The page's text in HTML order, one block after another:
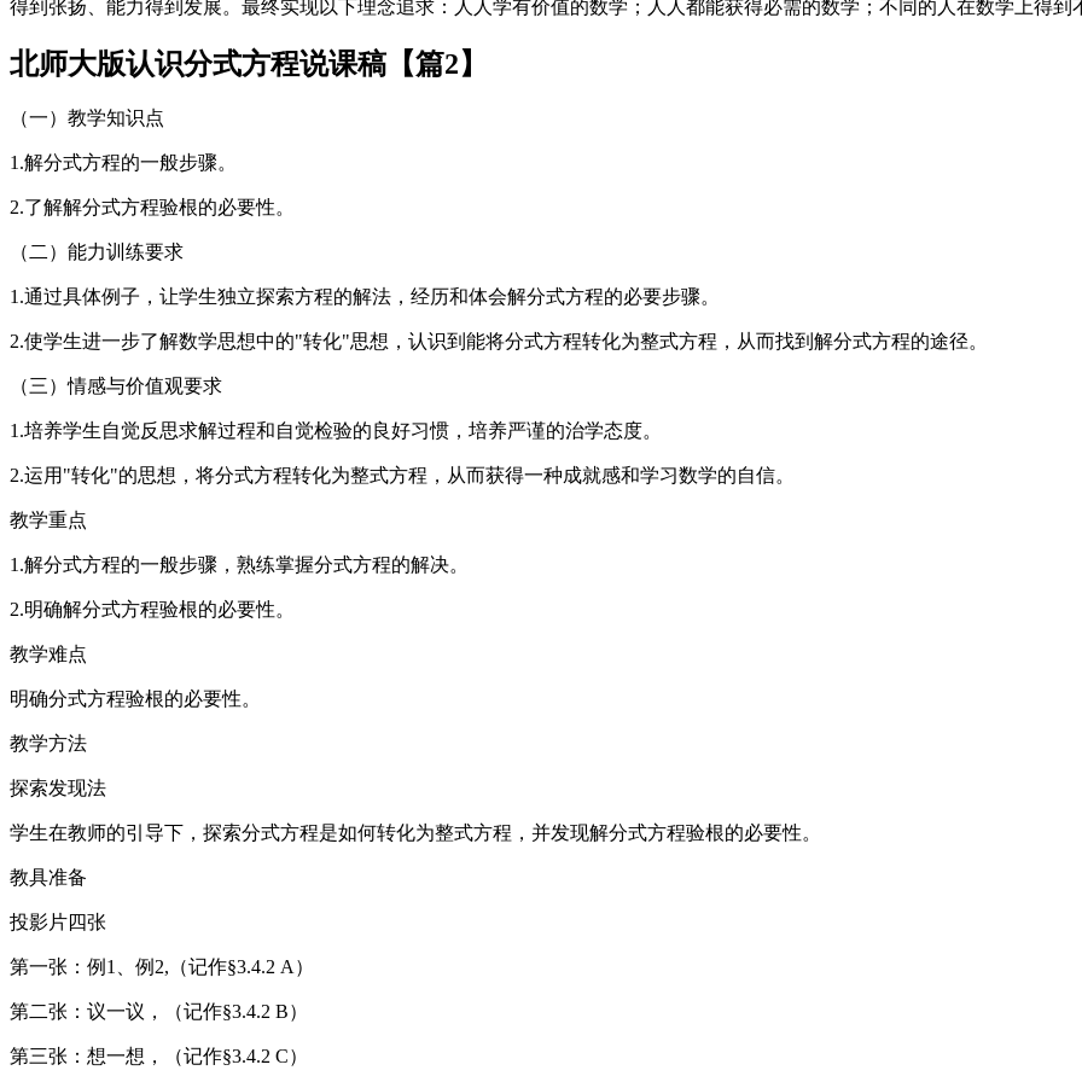
得到张扬、能力得到发展。最终实现以下理念追求：人人学有价值的数学；人人都能获得必需的数学；不同的人在数学上得到
北师大版认识分式方程说课稿【篇2】
（一）教学知识点
1.解分式方程的一般步骤。
2.了解解分式方程验根的必要性。
（二）能力训练要求
1.通过具体例子，让学生独立探索方程的解法，经历和体会解分式方程的必要步骤。
2.使学生进一步了解数学思想中的"转化"思想，认识到能将分式方程转化为整式方程，从而找到解分式方程的途径。
（三）情感与价值观要求
1.培养学生自觉反思求解过程和自觉检验的良好习惯，培养严谨的治学态度。
2.运用"转化"的思想，将分式方程转化为整式方程，从而获得一种成就感和学习数学的自信。
教学重点
1.解分式方程的一般步骤，熟练掌握分式方程的解决。
2.明确解分式方程验根的必要性。
教学难点
明确分式方程验根的必要性。
教学方法
探索发现法
学生在教师的引导下，探索分式方程是如何转化为整式方程，并发现解分式方程验根的必要性。
教具准备
投影片四张
第一张：例1、例2,（记作§3.4.2 A）
第二张：议一议，（记作§3.4.2 B）
第三张：想一想，（记作§3.4.2 C）